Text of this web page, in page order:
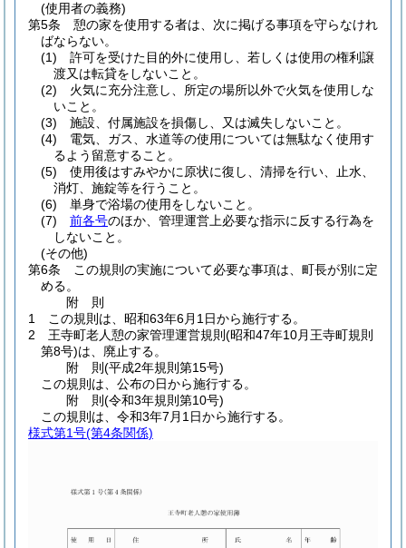
(使用者の義務)
第5条
憩の家を使用する者は、次に掲げる事項を守らなけれ
ばならない。
(1)
許可を受けた目的外に使用し、若しくは使用の権利譲
渡又は転貸をしないこと。
(2)
火気に充分注意し、所定の場所以外で火気を使用しな
いこと。
(3)
施設、付属施設を損傷し、又は滅失しないこと。
(4)
電気、ガス、水道等の使用については無駄なく使用す
るよう留意すること。
(5)
使用後はすみやかに原状に復し、清掃を行い、止水、
消灯、施錠等を行うこと。
(6)
単身で浴場の使用をしないこと。
(7)
前各号のほか、管理運営上必要な指示に反する行為を
しないこと。
(その他)
第6条
この規則の実施について必要な事項は、町長が別に定
める。
附 則
1
この規則は、昭和63年6月1日から施行する。
2
王寺町老人憩の家管理運営規則 (昭和47年10月王寺町規則
第8号)は、廃止する。
附 則(平成2年規則第15号)
この規則は、公布の日から施行する。
附 則(令和3年規則第10号)
この規則は、令和3年7月1日から施行する。
様式第1号(第4条関係)